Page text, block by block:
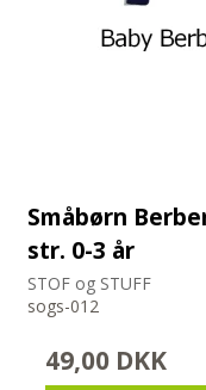
Småbørn
str. 0-3 år
STOF og STUFF
sogs-012
49,00 DKK